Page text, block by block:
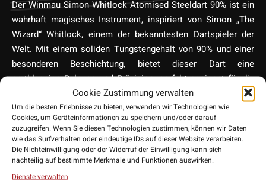
Cookie Zustimmung verwalten
Um die besten Erlebnisse zu bieten, verwenden wir Technologien wie
Cookies, um Geräteinformationen zu speichern und/oder darauf
zuzugreifen. Wenn Sie diesen Technologien zustimmen, können wir Daten
wie das Surfverhalten oder eindeutige IDs auf dieser Website verarbeiten.
Die Nichteinwilligung oder der Widerruf der Einwilligung kann sich
nachteilig auf bestimmte Merkmale und Funktionen auswirken.
Dienste verwalten
Der Winmau Simon Whitlock Atomised Steeldart 90% ist ein
wahrhaft magisches Instrument, inspiriert von Simon „The
Wizard“ Whitlock, einem der bekanntesten Dartspieler der
Welt. Mit einem soliden Tungstengehalt von 90% und einer
besonderen Beschichtung, bietet dieser Dart eine
erstklassige Balance und Präzision, perfekt geeignet für die
höchsten Ansprüche im Dartspiel. Das Atomised Design
reflektiert Whitlock’s einzigartige Wurftechnik und seinen
unermüdlichen Drang nach Perfektion. Für alle, die nach dem
Zauber eines Champions in ihren Würfen suchen, ist der
Simon Whitlock Atomised Steeldart von Winmau das
ultimative Werkzeug.